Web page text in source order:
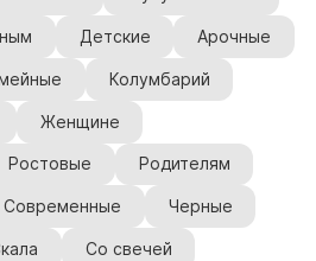
Детские Арочные
Колумбарий
Женщине
Ростовые Родителям
Современные Черные
Со свечей